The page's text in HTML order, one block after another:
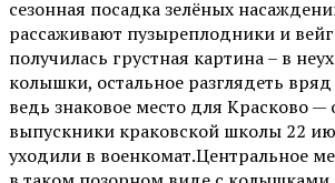
сезонная посадка зелёных
рассаживают пузыреплодники и
получилась грустная картина – в
колышки, остальное разглядеть вряд
ведь знаковое место для Красково —
выпускники краковской школы 22
уходили в военкомат.Центральное